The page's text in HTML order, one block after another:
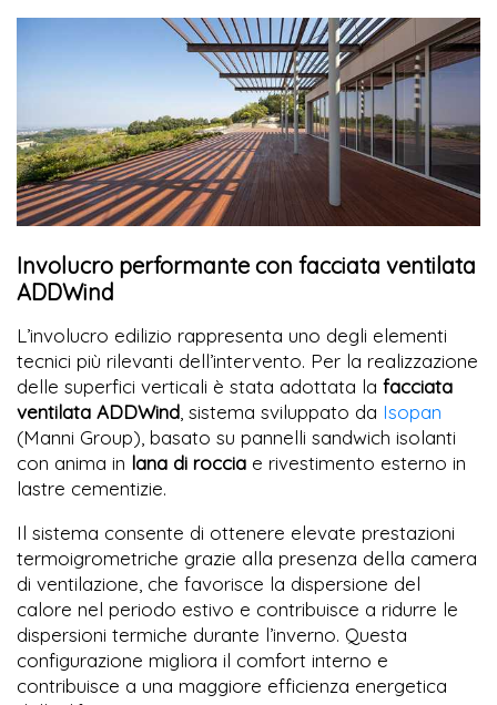
Involucro performante con facciata ventilata
ADDWind
L’involucro edilizio rappresenta uno degli elementi
tecnici più rilevanti dell’intervento. Per la realizzazione
delle superfici verticali è stata adottata la facciata
ventilata ADDWind, sistema sviluppato da Isopan
(Manni Group), basato su pannelli sandwich isolanti
con anima in lana di roccia e rivestimento esterno in
lastre cementizie.
Il sistema consente di ottenere elevate prestazioni
termoigrometriche grazie alla presenza della camera
di ventilazione, che favorisce la dispersione del
calore nel periodo estivo e contribuisce a ridurre le
dispersioni termiche durante l’inverno. Questa
configurazione migliora il comfort interno e
contribuisce a una maggiore efficienza energetica